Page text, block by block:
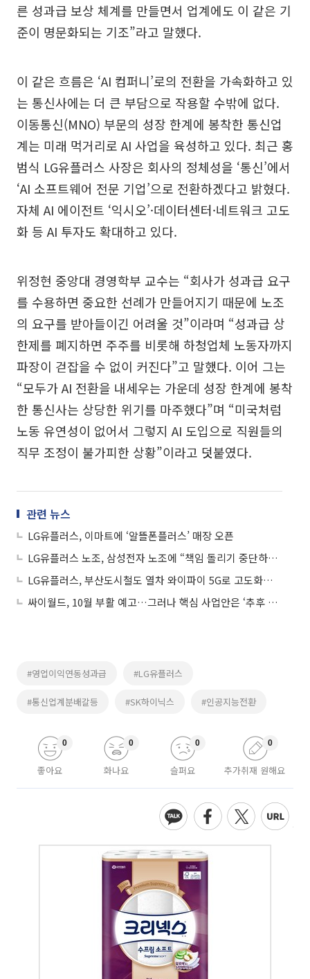
른 성과급 보상 체계를 만들면서 업계에도 이 같은 기
준이 명문화되는 기조”라고 말했다.
이 같은 흐름은 ‘AI 컴퍼니’로의 전환을 가속화하고 있
는 통신사에는 더 큰 부담으로 작용할 수밖에 없다.
이동통신(MNO) 부문의 성장 한계에 봉착한 통신업
계는 미래 먹거리로 AI 사업을 육성하고 있다. 최근 홍
범식 LG유플러스 사장은 회사의 정체성을 ‘통신’에서
‘AI 소프트웨어 전문 기업’으로 전환하겠다고 밝혔다.
자체 AI 에이전트 ‘익시오’·데이터센터·네트워크 고도
화 등 AI 투자도 확대하고 있다.
위정현 중앙대 경영학부 교수는 “회사가 성과급 요구
를 수용하면 중요한 선례가 만들어지기 때문에 노조
의 요구를 받아들이긴 어려울 것”이라며 “성과급 상
한제를 폐지하면 주주를 비롯해 하청업체 노동자까지
파장이 걷잡을 수 없이 커진다”고 말했다. 이어 그는
“모두가 AI 전환을 내세우는 가운데 성장 한계에 봉착
한 통신사는 상당한 위기를 마주했다”며 “미국처럼
노동 유연성이 없어서 그렇지 AI 도입으로 직원들의
직무 조정이 불가피한 상황”이라고 덧붙였다.
관련 뉴스
LG유플러스, 이마트에 ‘알뜰폰플러스’ 매장 오픈
LG유플러스 노조, 삼성전자 노조에 “책임 돌리기 중단하라” 반발
LG유플러스, 부산도시철도 열차 와이파이 5G로 고도화…향후 전국 확대
싸이월드, 10월 부활 예고…그러나 핵심 사업안은 ‘추후 공개’
#영업이익연동성과급 #LG유플러스
#통신업계분배갈등 #SK하이닉스 #인공지능전환
좋아요
0
화나요
0
슬퍼요
0
추가취재 원해요
0